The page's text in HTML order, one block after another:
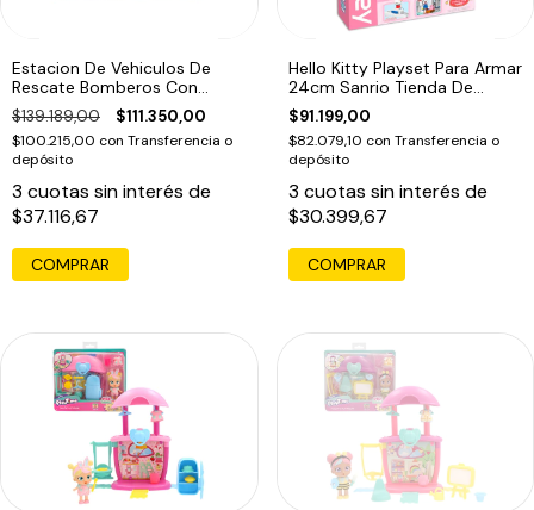
Estacion De Vehiculos De
Rescate Bomberos Con
Figura + Acces
$139.189,00 $111.350,00
$100.215,00 con Transferencia o
depósito
3 cuotas sin interés de
$37.116,67
Hello Kitty Playset Para Armar
24cm Sanrio Tienda De
Moda
$91.199,00
$82.079,10 con Transferencia o
depósito
3 cuotas sin interés de
$30.399,67